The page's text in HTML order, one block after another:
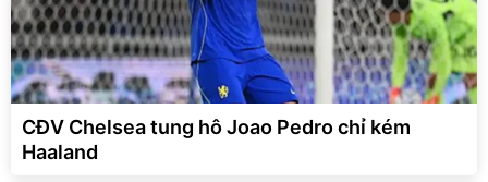
CĐV Chelsea tung hô Joao Pedro chỉ kém
Haaland